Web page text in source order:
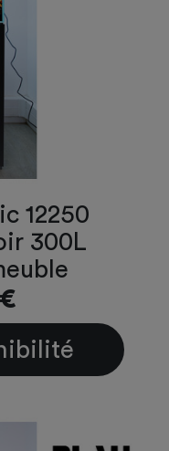
12250
300L